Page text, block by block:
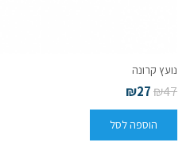
נועץ קרונה
₪47
₪27
הוספה לסל